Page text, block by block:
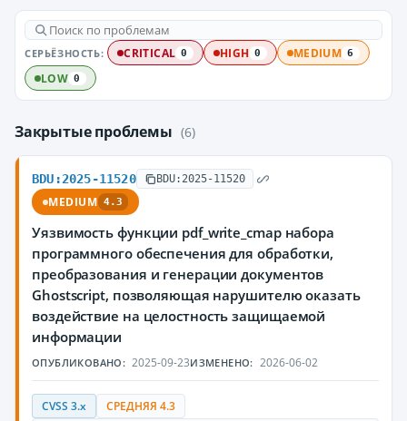
СЕРЬЁЗНОСТЬ: CRITICAL 0 HIGH 0 MEDIUM 6
LOW 0
Закрытые проблемы (6)
BDU:2025-11520 BDU:2025-11520
MEDIUM 4.3
Уязвимость функции pdf_write_cmap набора
программного обеспечения для обработки,
преобразования и генерации документов
Ghostscript, позволяющая нарушителю оказать
воздействие на целостность защищаемой
информации
ОПУБЛИКОВАНО: 2025-09-23ИЗМЕНЕНО: 2026-06-02
CVSS 3.x СРЕДНЯЯ 4.3